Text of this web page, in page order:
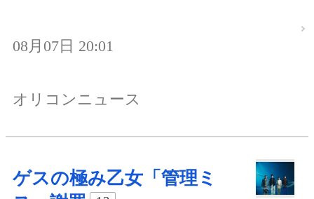
08月07日 20:01
オリコンニュース
ゲスの極み乙女「管理ミ